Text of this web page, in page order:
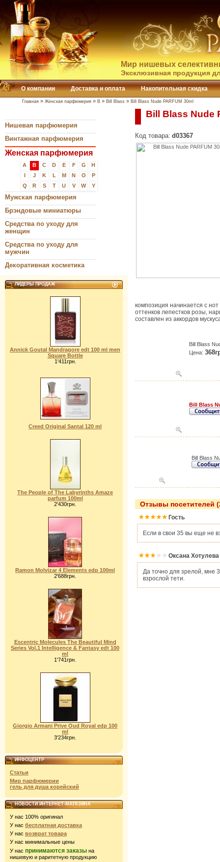
Мир нишевых
Эксклюзивная продукция
О компании Доставка и оплата Накопительная скидка
Главная » Женская парфюмерия » B » Bill Blass » Bill Blass Nude PARFUM 30ml
Нишевая парфюмерия
Винтажная парфюмерия
Женская парфюмерия
A B C D E F G
H
I
J K L M N O
P
Q
R S T U V W Y
Мужская парфюмерия
Брэндовые миниатюры
Средства по уходу для
женщин
Средства по уходу для
мужчин
Декоративная косметика
ЛИДЕРЫ ПРОДАЖ
Annick Goutal Mandragore edt 100 ml men
Square Bottle
1'411грн.
Creed Original Santal 120 ml
The People of The Labyrinths Amaze
parfum 100ml
2'430грн.
Ramon Molvizar 4 Elements edp 100ml
2'688грн.
Escentric Molecules The Beautiful Mind
Series Vol.1 Intelligence & Fantasy edt 100
ml
1'741грн.
Giorgio Armani Prive Oud Royal edp 100
ml
3'234грн.
ИНФОЦЕНТР
Статьи
Мир парфюмерии
гель для душа корейский
НОВОСТИ ИНТЕРНЕТ-МАГАЗИНА
У нас 100% оригинал
У нас бесплатная доставка
У нас возврат товара
У нас минимальные цены
У нас принимаются заказы на
нишевую и раритетную продукцию
Bill Blass Nude
Код товара: d03367
композиция начинается с
оттенков лепестков розы,
составлен из аккордов
Bill Blass
Цена:
Bill Blass
Bill Blass
Отзывы посетителей
Гость
Если в свои 35 вы еще не
Оксана Хотулева
Да точно для зрелой, мне
взрослой тети.